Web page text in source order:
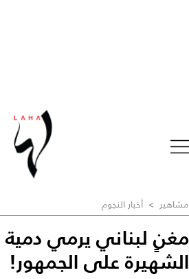
مشاهير > أخبار النجوم
الشهيرة على الجمهور!